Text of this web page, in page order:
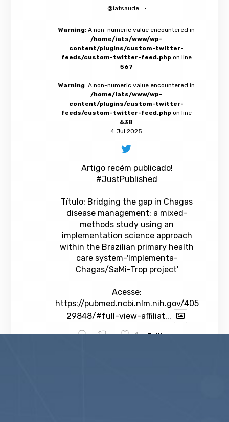
@iatsaude ·
Warning: A non-numeric value encountered in
/home/iats/www/wp-
content/plugins/custom-twitter-
feeds/custom-twitter-feed.php on line
567
Warning: A non-numeric value encountered in
/home/iats/www/wp-
content/plugins/custom-twitter-
feeds/custom-twitter-feed.php on line
638
4 Jul 2025
Artigo recém publicado!
#JustPublished
Título: Bridging the gap in Chagas
disease management: a mixed-
methods study using an
implementation science approach
within the Brazilian primary health
care system-'Implementa-
Chagas/SaMi-Trop project'
Acesse:
https://pubmed.ncbi.nlm.nih.gov/405
29848/#full-view-affiliat...
1 Twitter